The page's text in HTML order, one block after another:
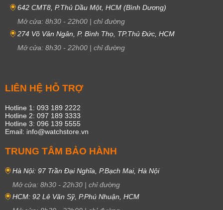
642 CMT8, P.Thủ Dầu Một, HCM (Bình Dương)
Mở cửa: 8h30 - 22h00 | chỉ đường
274 Võ Văn Ngân, P. Bình Thọ, TP.Thủ Đức, HCM
Mở cửa: 8h30 - 22h00 | chỉ đường
LIÊN HỆ HỖ TRỢ
Hotline 1: 093 189 2222
Hotline 2: 097 189 3333
Hotline 3: 096 139 5555
Email: info@watchstore.vn
TRUNG TÂM BẢO HÀNH
Hà Nội: 97 Trần Đại Nghĩa, P.Bạch Mai, Hà Nội
Mở cửa: 8h30 - 22h30 | chỉ đường
HCM: 92 Lê Văn Sỹ, P.Phú Nhuận, HCM